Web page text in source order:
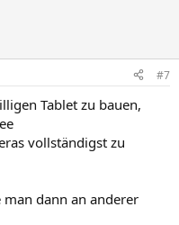
#7
Tablet zu bauen,
vollständigst zu
dann an anderer